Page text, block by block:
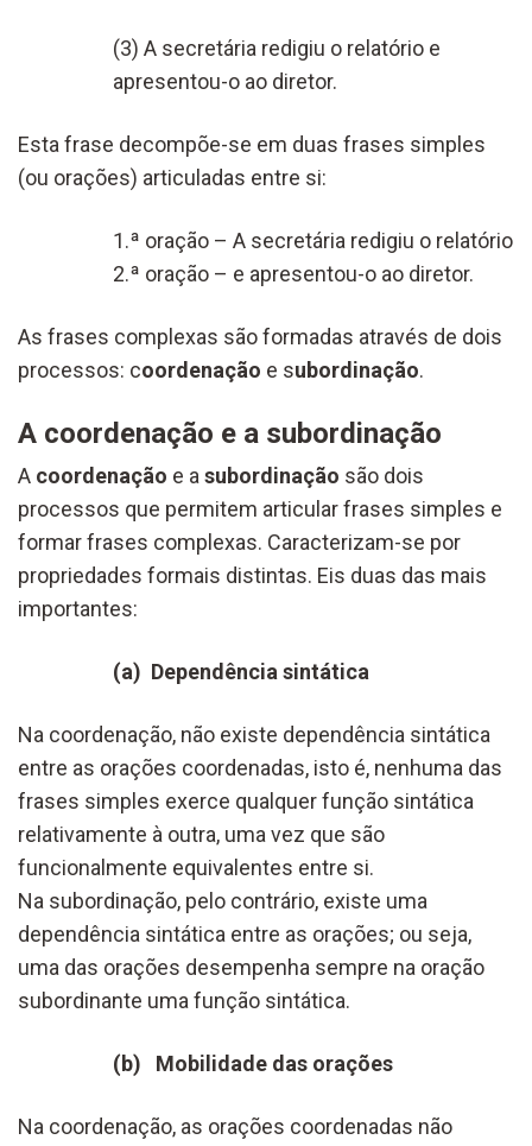
(3) A secretária redigiu o relatório e
apresentou-o ao diretor.
Esta frase decompõe-se em duas frases simples
(ou orações) articuladas entre si:
1.ª oração – A secretária redigiu o relatório
2.ª oração – e apresentou-o ao diretor.
As frases complexas são formadas através de dois
processos: coordenação e subordinação.
A coordenação e a subordinação
A coordenação e asubordinação são dois
processos que permitem articular frases simples e
formar frases complexas. Caracterizam-se por
propriedades formais distintas. Eis duas das mais
importantes:
(a) Dependência sintática
Na coordenação, não existe dependência sintática
entre as orações coordenadas, isto é, nenhuma das
frases simples exerce qualquer função sintática
relativamente à outra, uma vez que são
funcionalmente equivalentes entre si.
Na subordinação, pelo contrário, existe uma
dependência sintática entre as orações; ou seja,
uma das orações desempenha sempre na oração
subordinante uma função sintática.
(b) Mobilidade das orações
Na coordenação, as orações coordenadas não